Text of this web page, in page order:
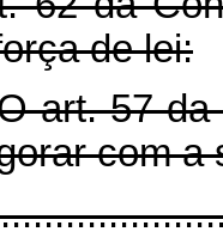
de lei:
da Lei
com a